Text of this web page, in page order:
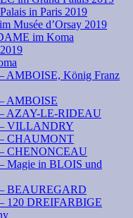
in Paris 2019
Musée d’Orsay 2019
im Koma
AMBOISE, König Franz
AMBOISE
– AZAY-LE-RIDEAU
– VILLANDRY
– CHAUMONT
– CHENONCEAU
Magie in BLOIS und
– BEAUREGARD
120 DREIFARBIGE